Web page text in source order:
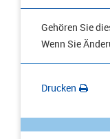
Gehören Sie
Wenn Sie
Drucken